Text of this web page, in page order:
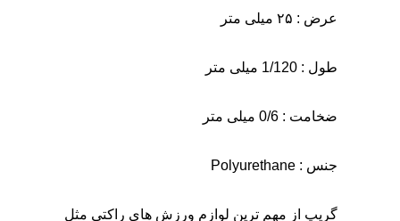
عرض : ۲۵ میلی متر
طول : 1/120 میلی متر
ضخامت : 0/6 میلی متر
جنس : Polyurethane
گریپ از مهم ترین لوازم ورزش های راکتی مثل